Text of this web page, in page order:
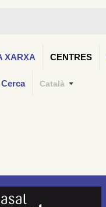
XARXA CENTRES
Cerca Català